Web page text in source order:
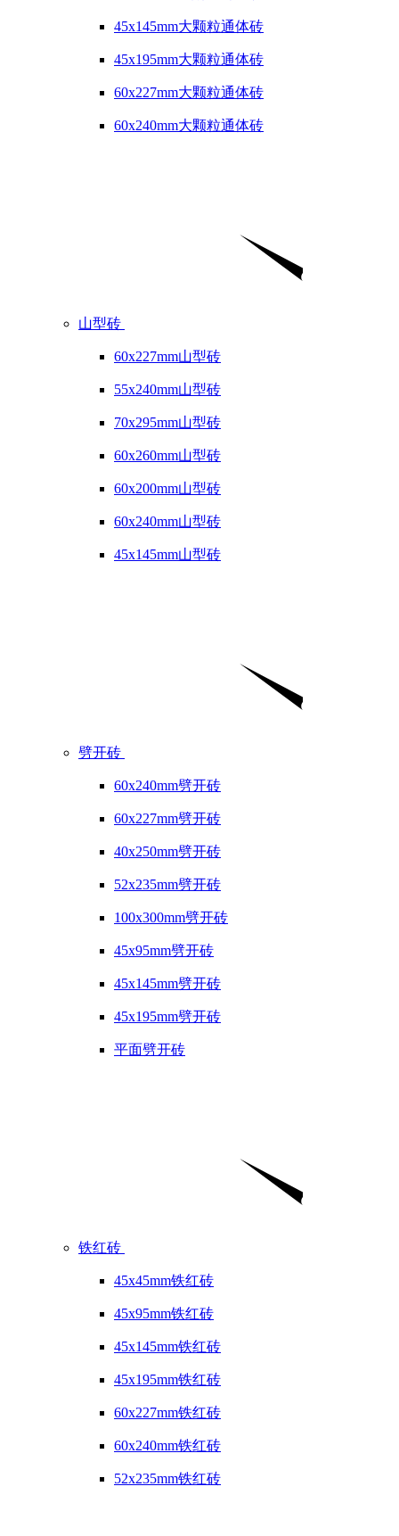
45x145mm大颗粒通体砖
45x195mm大颗粒通体砖
60x227mm大颗粒通体砖
60x240mm大颗粒通体砖
山型砖
60x227mm山型砖
55x240mm山型砖
70x295mm山型砖
60x260mm山型砖
60x200mm山型砖
60x240mm山型砖
45x145mm山型砖
劈开砖
60x240mm劈开砖
60x227mm劈开砖
40x250mm劈开砖
52x235mm劈开砖
100x300mm劈开砖
45x95mm劈开砖
45x145mm劈开砖
45x195mm劈开砖
平面劈开砖
铁红砖
45x45mm铁红砖
45x95mm铁红砖
45x145mm铁红砖
45x195mm铁红砖
60x227mm铁红砖
60x240mm铁红砖
52x235mm铁红砖